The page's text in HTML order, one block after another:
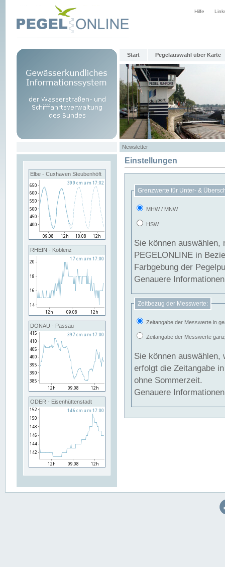
Hilfe
Start Pegelauswahl über Karte
Newsletter
Elbe - Cuxhaven Steubenhöft
RHEIN - Koblenz
DONAU - Passau
ODER - Eisenhüttenstadt
Einstellungen
Grenzwerte für Unter- &
MHW / MNW
HSW
Sie können
PEGELONLINE in Beziehung
Farbgebung der
Genauere
Zeitbezug der Messwerte:
Zeitangabe der Messwerte in
Zeitangabe der Messwerte
Sie können auswählen,
erfolgt die Zeitangabe
ohne Sommerzeit.
Genauere